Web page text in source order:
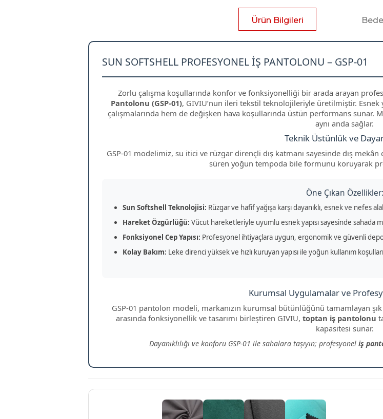
Ürün Bilgileri
SUN SOFTSHELL PROFESYONEL İŞ PANTOLONU – GSP-01
Zorlu çalışma koşullarında konfor ve fonksiyonelliği bir arada arayan
Pantolonu (GSP-01), GIVIU’nun ileri tekstil teknolojileriyle üretilmiştir. Esnek
çalışmalarında hem de değişken hava koşullarında üstün performans sunar.
aynı anda sağlar.
Teknik Üstünlük ve
GSP-01 modelimiz, su itici ve rüzgar dirençli dış katmanı sayesinde dış
süren yoğun tempoda bile formunu koruyarak
Öne Çıkan Özellikler:
Sun Softshell Teknolojisi: Rüzgar ve hafif yağışa karşı dayanıklı, esnek ve nefes
Hareket Özgürlüğü: Vücut hareketleriyle uyumlu esnek yapısı sayesinde sahada
Fonksiyonel Cep Yapısı: Profesyonel ihtiyaçlara uygun, ergonomik ve güvenli
Kolay Bakım: Leke direnci yüksek ve hızlı kuruyan yapısı ile yoğun kullanım
Kurumsal Uygulamalar ve
GSP-01 pantolon modeli, markanızın kurumsal bütünlüğünü tamamlayan
arasında fonksiyonellik ve tasarımı birleştiren GIVIU, toptan iş pantolonu
kapasitesi sunar.
Dayanıklılığı ve konforu GSP-01 ile sahalara taşıyın; profesyonel iş